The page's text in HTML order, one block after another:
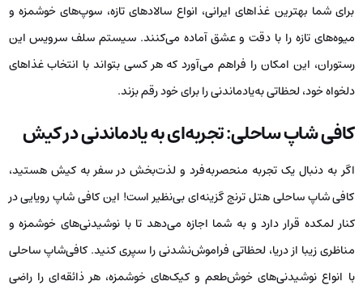
برای شما بهترین غذاهای ایرانی، انواع سالادهای تازه، سوپ‌های خوشمزه و
میوه‌های تازه را با دقت و عشق آماده می‌کنند. سیستم سلف سرویس این
رستوران، این امکان را فراهم می‌آورد که هر کسی بتواند با انتخاب غذاهای
دلخواه خود، لحظاتی به‌یادماندنی را برای خود رقم بزند.
کافی‌ شاپ ساحلی: تجربه‌ای به‌ یادماندنی در کیش
اگر به دنبال یک تجربه منحصربه‌فرد و لذت‌بخش در سفر به کیش هستید،
کافی‌ شاپ ساحلی هتل ترنج گزینه‌ای بی‌نظیر است! این کافی شاپ رویایی در
کنار لمکده قرار دارد و به شما اجازه می‌دهد تا با نوشیدنی‌های خوشمزه و
مناظری زیبا از دریا، لحظاتی فراموش‌نشدنی را سپری کنید. کافی‌شاپ ساحلی
با انواع نوشیدنی‌های خوش‌طعم و کیک‌های خوشمزه، هر ذائقه‌ای را راضی